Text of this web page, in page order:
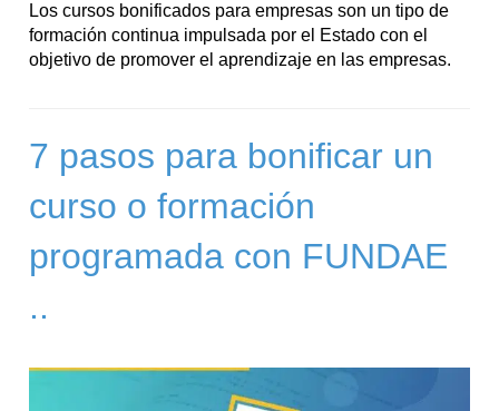
Los cursos bonificados para empresas son un tipo de
formación continua impulsada por el Estado con el
objetivo de promover el aprendizaje en las empresas.
7 pasos para bonificar un
curso o formación
programada con FUNDAE
..